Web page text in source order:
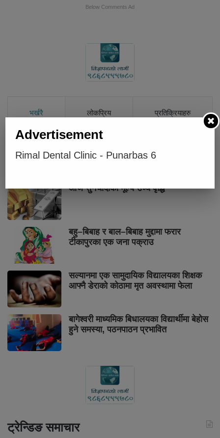
Below Comments Ad
भर्खरै लोकप्रिय प्रतिक्रियाहरु
स्वास्थ्य विज्ञान विश्वविद्यालयको शिक्षण
आज सुनचाँदीको मूल्य उच्च वृद्धि
बहु–बिबाह र बाल–बिबाह मुद्दामा फरार
टीकापुरका एक जना पक्राउ
सल्यानमा एक सामुदायिक विद्यालयका शिक्षक
आफ्नै डेराको कोठामा मृत अवस्थामा फेला
बागेश्वरी माध्यमिक बिधालयका विद्यार्थीमा बेहोस
हुने समस्या, पठनपाठन प्रभावित
ट्रेन्डिङ समाचार
Advertisement
Rimal Dental Clinic - Punarbas 6